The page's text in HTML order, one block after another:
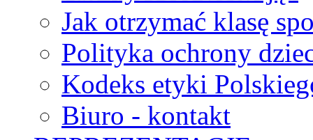
Jak otrzymać klasę
Polityka ochrony
Kodeks etyki
Biuro - kontakt